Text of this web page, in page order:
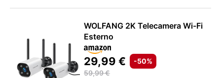
WOLFANG 2K Telecamera Wi-Fi
Esterno
29,99 €
-50%
59,99 €